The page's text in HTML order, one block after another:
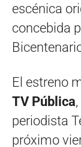
escénica
concebida
El estreno
TV Pública
periodista
próximo